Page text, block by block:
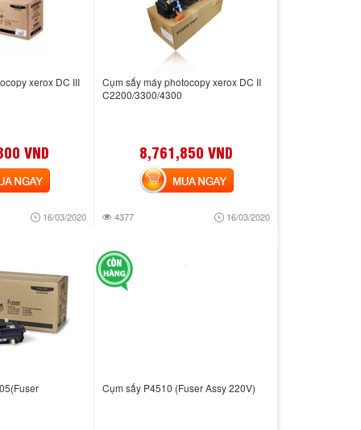
xerox DC III
VND
16/03/2020
Cụm sấy máy photocopy xerox DC II
C2200/3300/4300
8,761,850 VND
4377 16/03/2020
MUA NGAY
Cụm sấy P4510 (Fuser Assy 220V)